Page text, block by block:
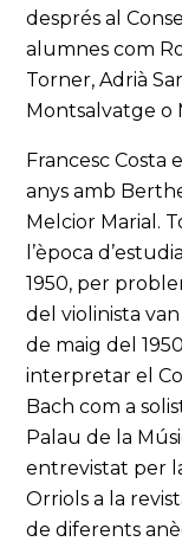
després al
alumnes com
Torner, Adrià
Montsalvatge o
Francesc Costa
anys amb
Melcior Marial.
l’època
1950, per
del violinista
de maig del
interpretar el
Bach com a
Palau de la
entrevistat per
Orriols a la
de diferents